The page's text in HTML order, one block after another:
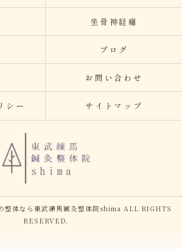
坐骨神経痛
ブログ
お問い合わせ
シー サイトマップ
整体なら東武練馬鍼灸整体院shima ALL RIGHTS
RESERVED.